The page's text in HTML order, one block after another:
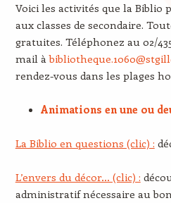
Voici les activités que la Biblio
aux classes de secondaire.
gratuites. Téléphonez au 02/
mail à
rendez-vous dans les plages
Animations en une ou
La Biblio en questions (clic) :
L’envers du décor… (clic) :
administratif nécessaire au